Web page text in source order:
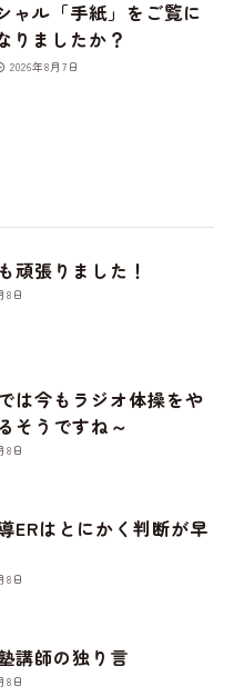
ャル「手紙」をご覧に
りましたか？
2026年8月7日
頑張りました！
8日
は今もラジオ体操をや
そうですね～
8日
ERはとにかく判断が早
8日
講師の独り言
8日